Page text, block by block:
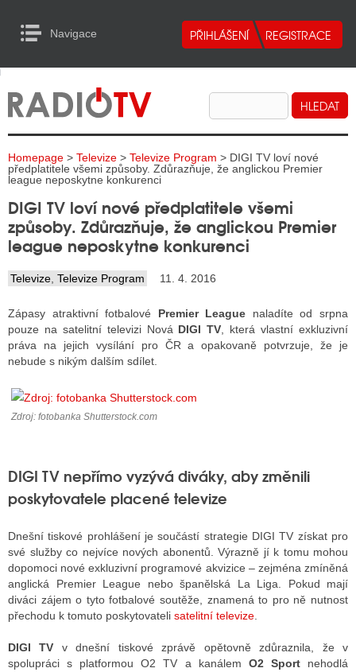
Navigace
RADIA
TELEVIZE
INTERNET
RADIA
RÁDIÍ
RÁDIÍ
VYSÍLAČE
TELEVIZE
VYSÍLAČE
INTERNET
RÁDIA
STRÁNKY RÁDIÍ
STRÁNKY TV
to Content
Homepage > Televize > Televize Program > DIGI TV loví nové
předplatitele všemi způsoby. Zdůrazňuje, že anglickou Premier
league neposkytne konkurenci
DIGI TV loví nové předplatitele všemi
způsoby. Zdůrazňuje, že anglickou Premier
league neposkytne konkurenci
Televize Televize Program 11. 4. 2016
Zápasy atraktivní fotbalové Premier League naladíte od srpna
pouze na satelitní televizi Nová DIGI TV , která vlastní exkluzivní
práva na jejich vysílání pro ČR a opakovaně potvrzuje, že je
nebude s nikým dalším sdílet.
Zdroj: fotobanka Shutterstock.com
DIGI TV nepřímo vyzývá diváky, aby změnili
poskytovatele placené televize
Dnešní tiskové prohlášení je součástí strategie DIGI TV získat pro
své služby co nejvíce nových abonentů. Výrazně jí k tomu mohou
dopomoci nové exkluzivní programové akvizice – zejména zmíněná
anglická Premier League nebo španělská La Liga. Pokud mají
diváci zájem o tyto fotbalové soutěže, znamená to pro ně nutnost
přechodu k tomuto poskytovateli satelitní televize
DIGI TV v dnešní tiskové zprávě opětovně zdůraznila, že v
spolupráci s platformou O2 TV a kanálem O2 Sportnehodlá